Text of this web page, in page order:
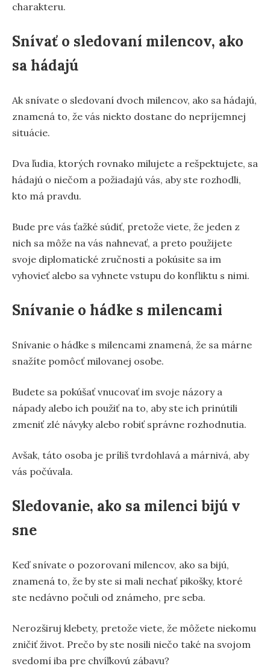
charakteru.
Snívať o sledovaní milencov, ako
sa hádajú
Ak snívate o sledovaní dvoch milencov, ako sa hádajú,
znamená to, že vás niekto dostane do nepríjemnej
situácie.
Dva ľudia, ktorých rovnako milujete a rešpektujete, sa
hádajú o niečom a požiadajú vás, aby ste rozhodli,
kto má pravdu.
Bude pre vás ťažké súdiť, pretože viete, že jeden z
nich sa môže na vás nahnevať, a preto použijete
svoje diplomatické zručnosti a pokúsite sa im
vyhovieť alebo sa vyhnete vstupu do konfliktu s nimi.
Snívanie o hádke s milencami
Snívanie o hádke s milencami znamená, že sa márne
snažíte pomôcť milovanej osobe.
Budete sa pokúšať vnucovať im svoje názory a
nápady alebo ich použiť na to, aby ste ich prinútili
zmeniť zlé návyky alebo robiť správne rozhodnutia.
Avšak, táto osoba je príliš tvrdohlavá a márnivá, aby
vás počúvala.
Sledovanie, ako sa milenci bijú v
sne
Keď snívate o pozorovaní milencov, ako sa bijú,
znamená to, že by ste si mali nechať pikošky, ktoré
ste nedávno počuli od známeho, pre seba.
Nerozširuj klebety, pretože viete, že môžete niekomu
zničiť život. Prečo by ste nosili niečo také na svojom
svedomí iba pre chvíľkovú zábavu?